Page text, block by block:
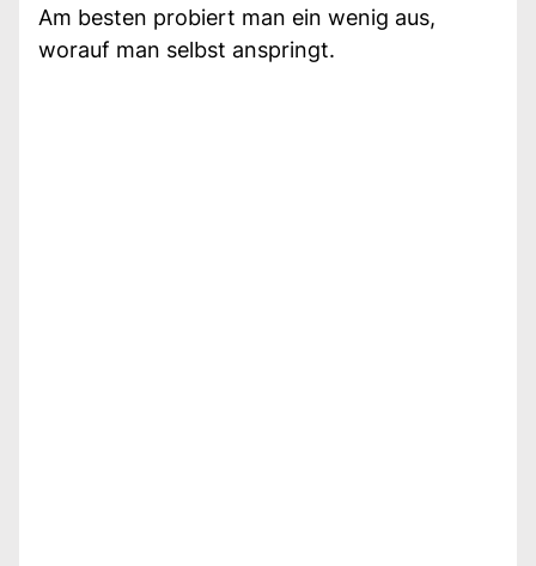
Am besten probiert man ein wenig aus,
worauf man selbst anspringt.